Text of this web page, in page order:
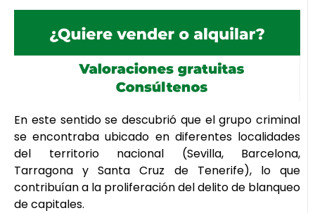
En este sentido se descubrió que el grupo criminal
se encontraba ubicado en diferentes localidades
del territorio nacional (Sevilla, Barcelona,
Tarragona y Santa Cruz de Tenerife), lo que
contribuían a la proliferación del delito de blanqueo
de capitales.